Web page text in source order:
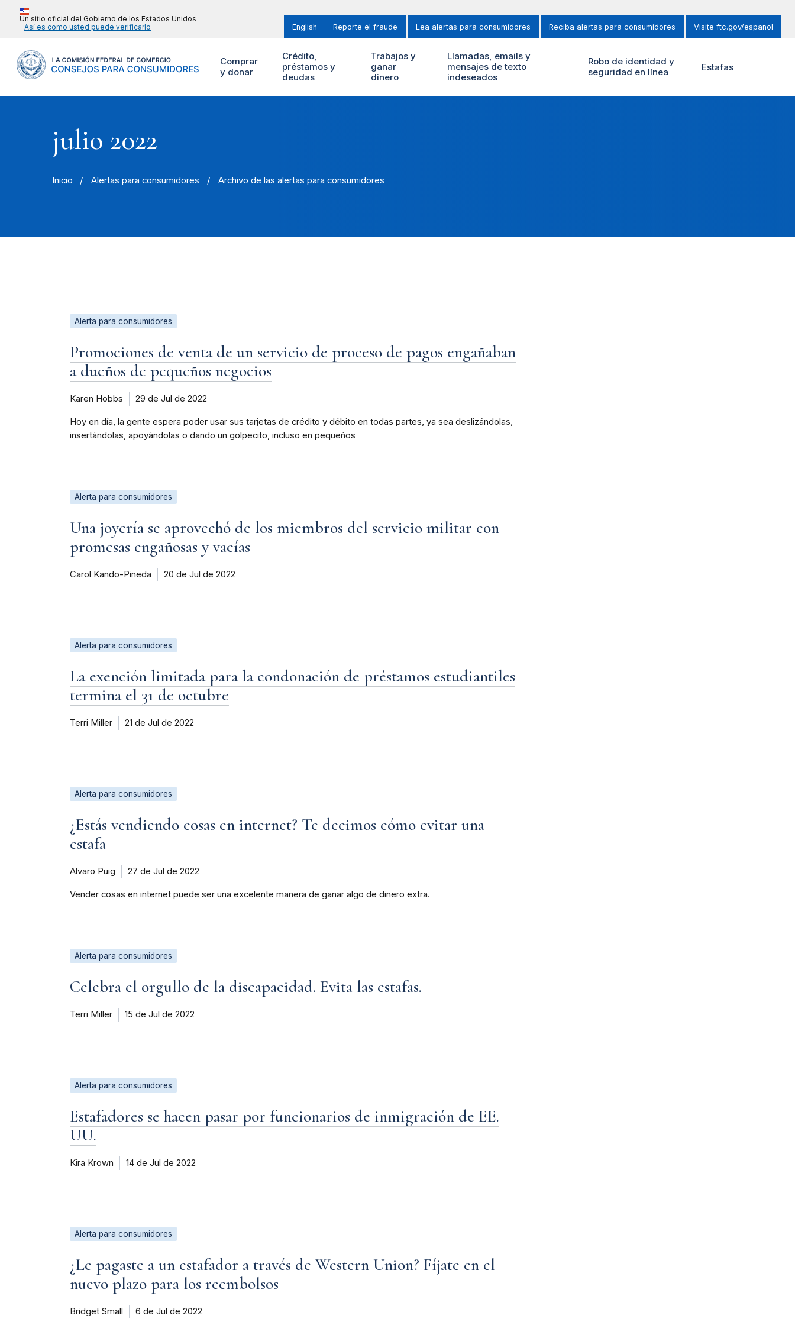
Un sitio oficial del Gobierno de los Estados Unidos
Así es como usted puede verificarlo
English Reporte el fraude Lea alertas para consumidores Reciba alertas para consumidores Visite ftc.gov/espanol
Comprar
y donar
Crédito,
préstamos y
deudas
Trabajos y
ganar
dinero
Llamadas, emails y
mensajes de texto
indeseados
Robo de identidad y
seguridad en línea
Estafas
julio 2022
Inicio Alertas para consumidores Archivo de las alertas para consumidores
Alerta para consumidores
Promociones de venta de un servicio de proceso de pagos engañaban
a dueños de pequeños negocios
Karen Hobbs 29 de Jul de 2022
Hoy en día, la gente espera poder usar sus tarjetas de crédito y débito en todas partes, ya sea deslizándolas,
insertándolas, apoyándolas o dando un golpecito, incluso en pequeños
Alerta para consumidores
Una joyería se aprovechó de los miembros del servicio militar con
promesas engañosas y vacías
Carol Kando-Pineda 20 de Jul de 2022
Alerta para consumidores
La exención limitada para la condonación de préstamos estudiantiles
termina el 31 de octubre
Terri Miller 21 de Jul de 2022
Alerta para consumidores
¿Estás vendiendo cosas en internet? Te decimos cómo evitar una
estafa
Alvaro Puig 27 de Jul de 2022
Vender cosas en internet puede ser una excelente manera de ganar algo de dinero extra.
Alerta para consumidores
Celebra el orgullo de la discapacidad. Evita las estafas.
Terri Miller 15 de Jul de 2022
Alerta para consumidores
Estafadores se hacen pasar por funcionarios de inmigración de EE.
UU.
Kira Krown 14 de Jul de 2022
Alerta para consumidores
¿Le pagaste a un estafador a través de Western Union? Fíjate en el
nuevo plazo para los reembolsos
Bridget Small 6 de Jul de 2022